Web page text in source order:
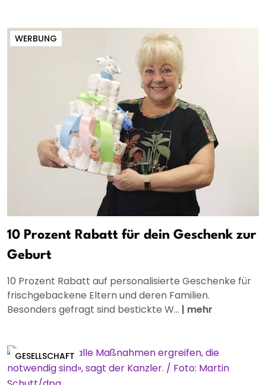
WERBUNG
10 Prozent Rabatt für dein Geschenk zur
Geburt
10 Prozent Rabatt auf personalisierte Geschenke für
frischgebackene Eltern und deren Familien.
Besonders gefragt sind bestickte W... | mehr
GESELLSCHAFT